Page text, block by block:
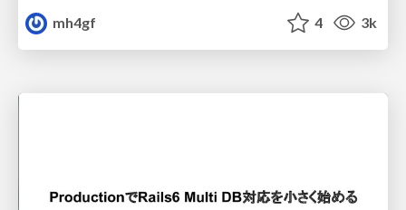
mh4gf
4 3k